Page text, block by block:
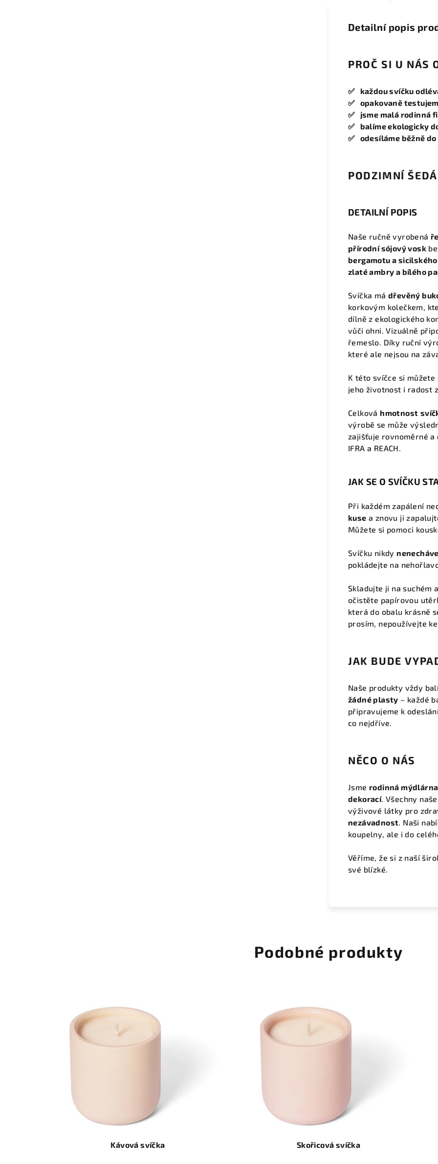
Detailní popis
PROČ SI U NÁS
✅ každou svíčku
✅ opakovaně
✅ jsme malá rodinná
✅ balíme ekologicky
✅ odesíláme běžně
PODZIMNÍ
DETAILNÍ POPIS
Naše ručně vyrobená
přírodní sójový vosk
bergamotu a
zlaté ambry a bílého
Svíčka má dřevěný
korkovým kolečkem,
dílně z ekologického
vůči ohni. Vizuálně
řemeslo. Díky ruční
které ale nejsou na
K této svíčce si
jeho životnost i radost
Celková hmotnost
výrobě se může
zajišťuje rovnoměrné a
IFRA a REACH.
JAK SE O SVÍČKU
Při každém zapálení
kuse a znovu ji
Můžete si pomoci
Svíčku nikdy
pokládejte na
Skladujte ji na suchém
očistěte papírovou
která do obalu krásně
prosím, nepoužívejte
JAK BUDE
Naše produkty vždy
žádné plasty – každé
připravujeme k
co nejdříve.
NĚCO O NÁS
Jsme rodinná mýdlárna
dekorací. Všechny
výživové látky pro
nezávadnost . Naši
koupelny, ale i do
Věříme, že si z naší
své blízké.
Podobné produkty
Kávová svíčka Skořicová svíčka